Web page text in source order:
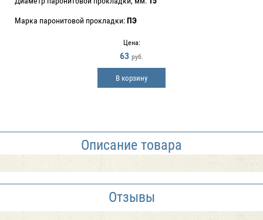
Марка паронитовой прокладки:ПЭ
Цена:
63 руб.
В корзину
Описание товара
Отзывы